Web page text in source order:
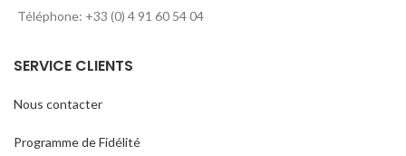
Téléphone: +33 (0) 4 91 60 54 04
SERVICE CLIENTS
Nous contacter
Programme de Fidélité